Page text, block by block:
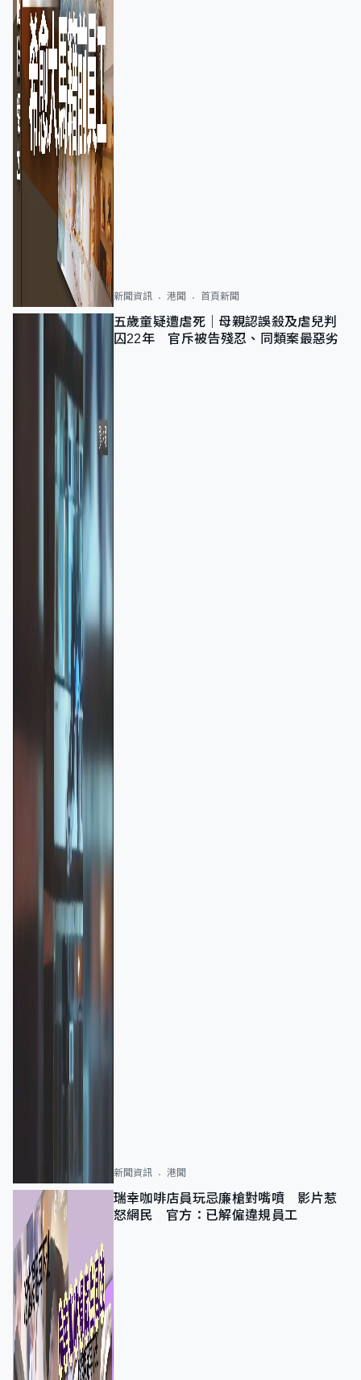
新聞資訊 港聞 首頁新聞
五歲童疑遭虐死｜母親認誤殺及虐兒判
囚22年 官斥被告殘忍、同類案最惡劣
新聞資訊 港聞
瑞幸咖啡店員玩忌廉槍對嘴噴 影片惹
怒網民 官方：已解僱違規員工